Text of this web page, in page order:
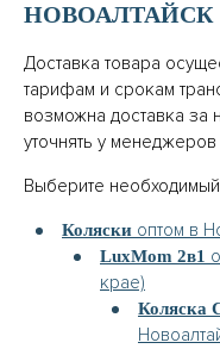
НОВОАЛТАЙСК
Доставка товара
тарифам и срокам
возможна доставка за
уточнять у
Выберите
Коляски оптом в
LuxMom 2в1
крае)
Коляска